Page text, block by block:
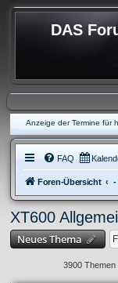
DAS
Anzeige der Termine für
FAQ
Foren-Übersicht
XT600
Neues Thema
3900 Themen